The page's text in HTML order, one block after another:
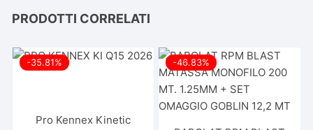
PRODOTTI CORRELATI
-35.81%
Pro Kennex Kinetic
-46.83%